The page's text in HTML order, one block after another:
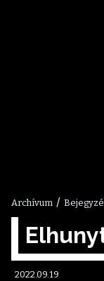
Archívum /
2022.09.19